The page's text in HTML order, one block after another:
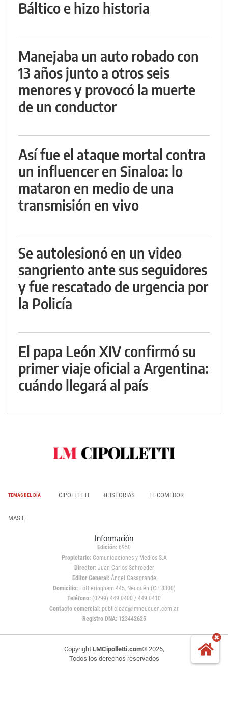
Báltico e hizo historia
Manejaba un auto robado con
13 años junto a otros seis
menores y provocó la muerte
de un conductor
Así fue el ataque mortal contra
un influencer en Sinaloa: lo
mataron en medio de una
transmisión en vivo
Se autolesionó en un video
sangriento ante sus seguidores
y fue rescatado de urgencia por
la Policía
El papa León XIV confirmó su
primer viaje oficial a Argentina:
cuándo llegará al país
TEMAS DEL DÍA CIPOLLETTI +HISTORIAS EL COMEDOR
MAS E
Información
Edición: 6950
Propietario:Comunicaciones y Medios S.A
Director: Juan Carlos Schroeder
Editor General:Ángel Casagrande
Domicilio:Fotheringham 445, Neuquén (CP 8300)
Teléfono: (0299) 449 0400 / 449 0410
Contacto comercial: publicidad@lmneuquen.com.ar
Registro DNA: 123442625
Copyright LMCipolletti.com© 2026,
Todos los derechos reservados